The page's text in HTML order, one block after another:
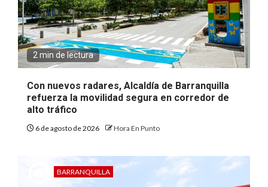
2 min de lectura
Con nuevos radares, Alcaldía de Barranquilla
refuerza la movilidad segura en corredor de
alto tráfico
6 de agosto de 2026 Hora En Punto
BARRANQUILLA